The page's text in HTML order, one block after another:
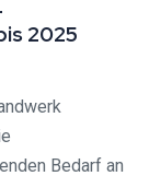
2025
Bedarf an